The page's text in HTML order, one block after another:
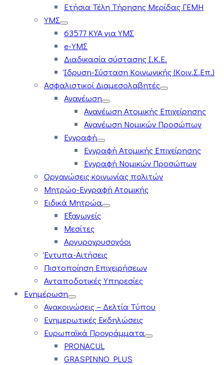
Ετήσια Τέλη Τήρησης Μερίδας ΓΕΜΗ
ΥΜΣ
63577 ΚΥΑ για ΥΜΣ
e-ΥΜΣ
Διαδικασία σύστασης Ι.Κ.Ε.
Ίδρυση-Σύσταση Κοινωνικής (Κοιν.Σ.Επ.)
Ασφαλιστικοί Διαμεσολαβητές
Ανανέωση
Ανανέωση Ατομικής Επιχείρησης
Ανανέωση Νομικών Προσώπων
Εγγραφή
Εγγραφή Ατομικής Επιχείρησης
Εγγραφή Νομικών Προσώπων
Οργανώσεις κοινωνίας πολιτών
Μητρώο-Εγγραφή Ατομικής
Ειδικά Μητρώα
Εξαγωγείς
Μεσίτες
Αργυροχρυσοχόοι
Έντυπα-Αιτήσεις
Πιστοποίηση Επιχειρήσεων
Ανταποδοτικές Υπηρεσίες
Ενημέρωση
Ανακοινώσεις – Δελτία Τύπου
Ενημερωτικές Εκδηλώσεις
Ευρωπαϊκά Προγράμματα
PRONACUL
GRASPINNO PLUS